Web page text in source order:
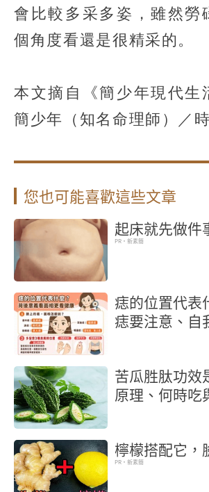
會比較多采多姿，雖然勞
個角度看還是很精采的。
本文摘自《簡少年現代生
簡少年（知名命理師）／
您也可能喜歡這些文章
起床就先做件
PR・新素簡
痣的位置代表
痣要注意、自
苦瓜胜肽功效
原理、何時吃
檸檬搭配它，
PR・新素簡